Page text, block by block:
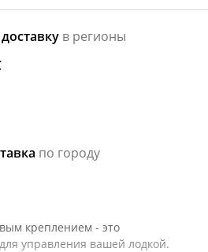
в регионы
по городу
креплением - это
управления вашей лодкой.